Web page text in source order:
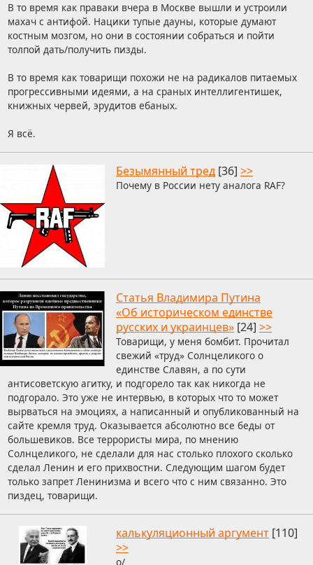
В то время как праваки вчера в Москве вышли и устроили
махач с антифой. Нацики тупые дауны, которые думают
костным мозгом, но они в состоянии собраться и пойти
толпой дать/получить пизды.
В то время как товарищи похожи не на радикалов питаемых
прогрессивными идеями, а на сраных интеллигентишек,
книжных червей, эрудитов ебаных.
Я всё.
Безымянный тред [36] >>
Почему в России нету аналога RAF?
Статья Владимира Путина
«Об историческом единстве
русских и украинцев» [24] >>
Товарищи, у меня бомбит. Прочитал
свежий «труд» Солнцеликого о
единстве Славян, а по сути
антисоветскую агитку, и подгорело так как никогда не
подгорало. Это уже не интервью, в которых что то может
вырваться на эмоциях, а написанный и опубликованный на
сайте кремля труд. Оказывается абсолютно все беды от
большевиков. Все террористы мира, по мнению
Солнцеликого, не сделали для нас столько плохого сколько
сделал Ленин и его прихвостни. Следующим шагом будет
только запрет Ленинизма и всего что с ним связанно. Это
пиздец, товарищи.
калькуляционный аргумент [110]
>>
o/